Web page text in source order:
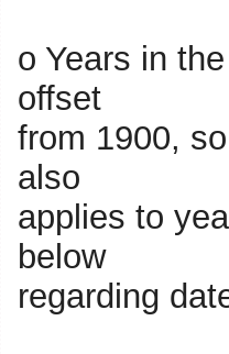
o Years in
offset
from 1900,
also
applies to
below
regarding